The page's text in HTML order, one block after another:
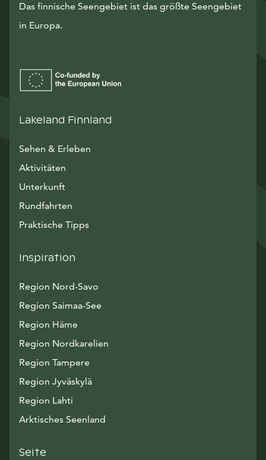
Das finnische Seengebiet ist das größte Seengebiet
in Europa.
Lakeland Finnland
Sehen & Erleben
Aktivitäten
Unterkunft
Rundfahrten
Praktische Tipps
Inspiration
Region Nord-Savo
Region Saimaa-See
Region Häme
Region Nordkarelien
Region Tampere
Region Jyväskylä
Region Lahti
Arktisches Seenland
Seite